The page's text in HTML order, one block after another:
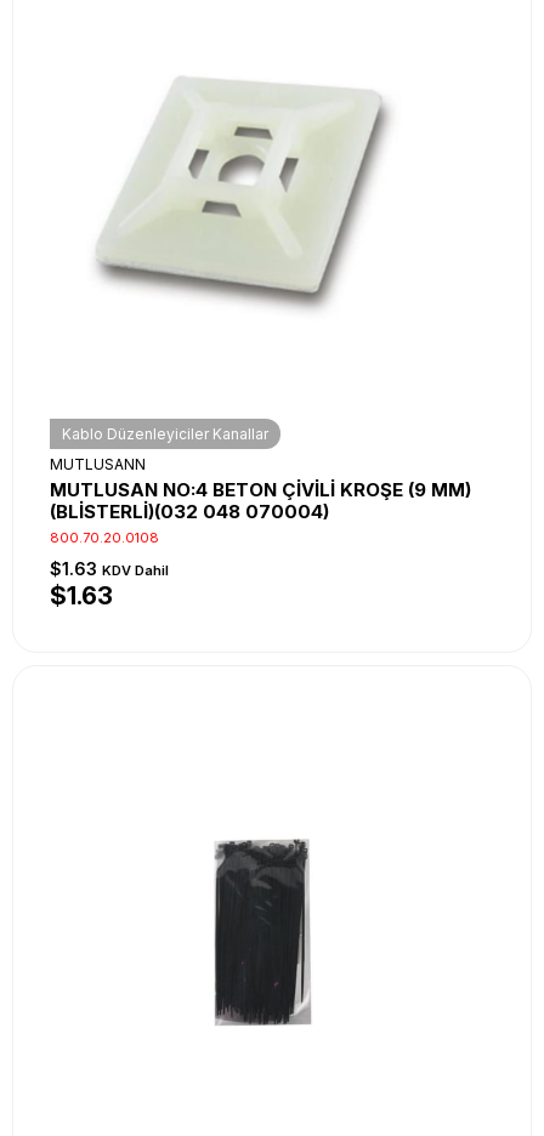
Kablo Düzenleyiciler Kanallar
MUTLUSANN
MUTLUSAN NO:4 BETON ÇİVİLİ KROŞE (9 MM)
(BLİSTERLİ)(032 048 070004)
800.70.20.0108
$1.63 KDV Dahil
$1.63